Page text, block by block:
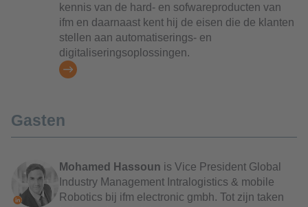
kennis van de hard- en sofwareproducten van
ifm en daarnaast kent hij de eisen die de klanten
stellen aan automatiserings- en
digitaliseringsoplossingen.
Gasten
Mohamed Hassoun is Vice President Global
Industry Management Intralogistics & mobile
Robotics bij ifm electronic gmbh. Tot zijn taken